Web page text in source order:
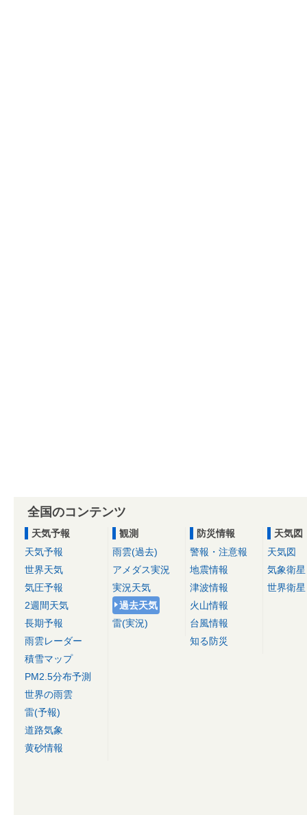
全国のコンテンツ
天気予報
天気予報
世界天気
気圧予報
2週間天気
長期予報
雨雲レーダー
積雪マップ
PM2.5分布予測
世界の雨雲
雷(予報)
道路気象
黄砂情報
観測
雨雲(過去)
アメダス実況
実況天気
過去天気
雷(実況)
防災情報
警報・注意報
地震情報
津波情報
火山情報
台風情報
知る防災
天気図
天気図
気象衛星
世界衛星